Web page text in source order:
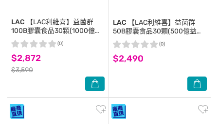
LAC 【LAC利維喜】益菌群
100B膠囊食品30顆(1000億益
生菌/乳酸菌/益菌生/果寡糖/
孕媽咪適用/醫師推薦)
$2,872
$3,590
(0)
LAC 【LAC利維喜】益菌群
50B膠囊食品30顆(500億益生
菌/乳酸菌/益菌生/果寡糖)
$2,490
(0)